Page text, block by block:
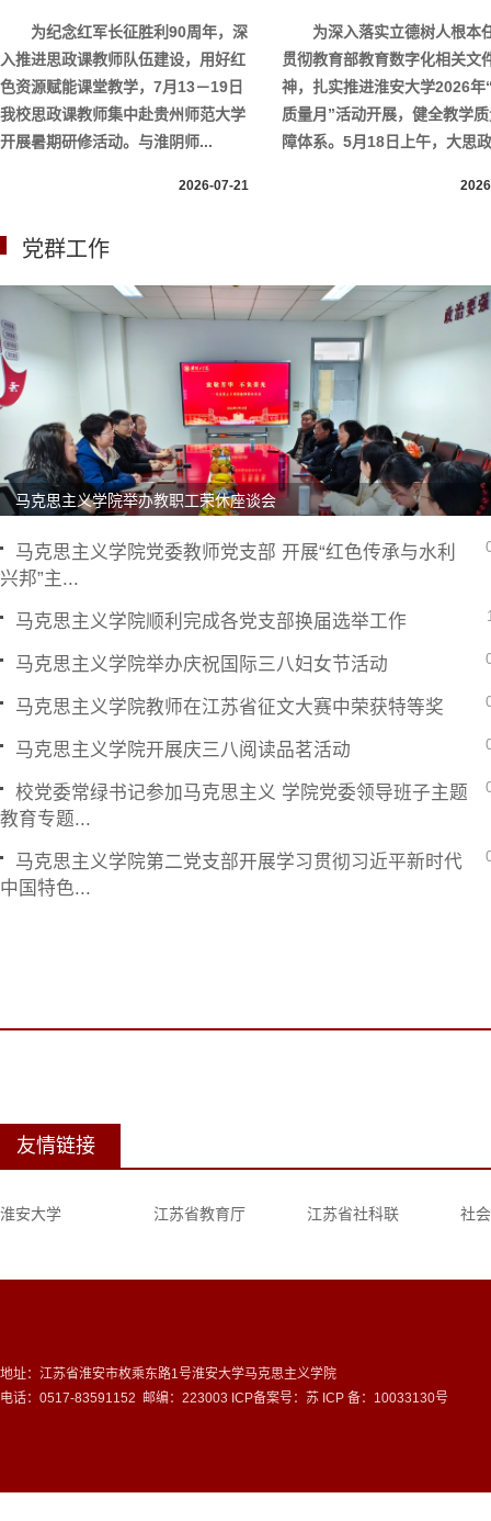
为纪念红军长征胜利90周年，深
入推进思政课教师队伍建设，用好红
色资源赋能课堂教学，7月13－19日
我校思政课教师集中赴贵州师范大学
开展暑期研修活动。与淮阴师...
2026-07-21
为深入落实立德树人根本
贯彻教育部教育数字化相关文
神，扎实推进淮安大学2026年
质量月”活动开展，健全教学
障体系。5月18日上午，大思
党群工作
马克思主义学院举办教职工荣休座谈会
马克思主义学院党委教师党支部 开展“红色传承与水利
兴邦”主...
马克思主义学院顺利完成各党支部换届选举工作
马克思主义学院举办庆祝国际三八妇女节活动
马克思主义学院教师在江苏省征文大赛中荣获特等奖
马克思主义学院开展庆三八阅读品茗活动
校党委常绿书记参加马克思主义 学院党委领导班子主题
教育专题...
马克思主义学院第二党支部开展学习贯彻习近平新时代
中国特色...
友情链接
淮安大学 江苏省教育厅 江苏省社科联 社
地址：江苏省淮安市枚乘东路1号淮安大学马克思主义学院
电话：0517-83591152 邮编：223003 ICP备案号： 苏 ICP 备：10033130号